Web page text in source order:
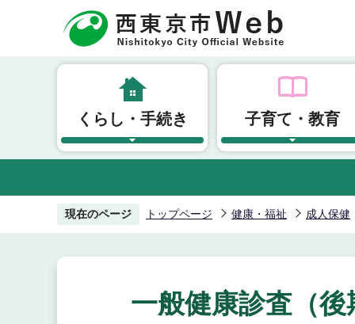
頭
くらし・手続き 子育て・教育
現在のページ トップページ 健康・福祉 成人保健
一般健康診査（後